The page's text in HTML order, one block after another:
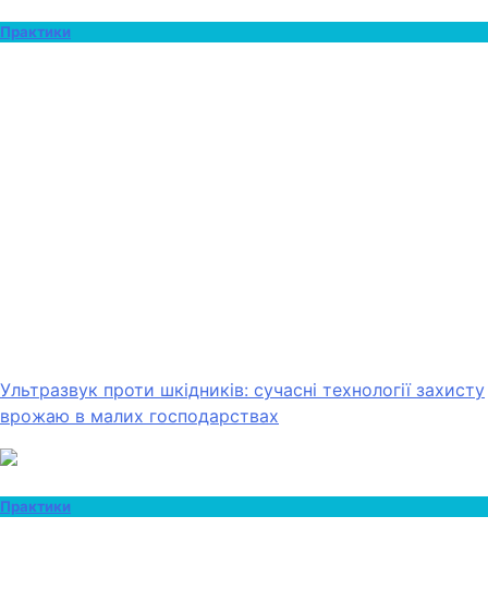
Практики
Ультразвук проти шкідників: сучасні технології захисту
врожаю в малих господарствах
Практики